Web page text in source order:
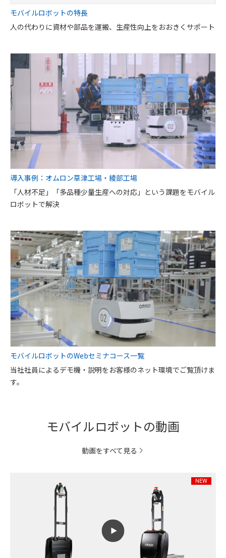
モバイルロボットの特長
人の代わりに資材や部品を運搬、生産性向上をおおきくサポート
導入事例：オムロン草津工場・綾部工場
「人材不足」「多品種少量生産への対応」という課題をモバイル
ロボットで解決
モバイルロボットのWebセミナコース一覧
当社社員によるデモ機・説明をお客様のネット環境でご覧頂けま
す。
モバイルロボットの動画
動画をすべて見る